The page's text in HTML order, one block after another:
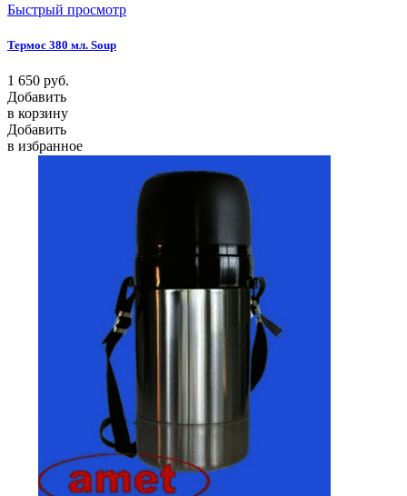
Быстрый просмотр
Термос 380 мл. Soup
1 650 руб.
Добавить
в корзину
Добавить
в избранное